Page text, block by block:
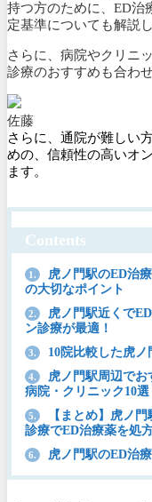
持つ方のために、ED治
定基準についても解説し
さらに、病院やクリニ
診療のおすすめも合わ
佐藤
さらに、通院が難しい
めの、信頼性の高いオ
ます。
Contents
1.
虎ノ門駅のED治
の大切なポイント
2.
虎ノ門駅近くで
ン診療が最適！
3. 10院比較した虎
4.
虎ノ門駅周辺で
病院・クリニック10選
5.
【まとめ】虎ノ
診療でED治療薬を処
6. 虎ノ門駅のED治